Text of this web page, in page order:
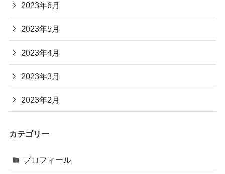
2023年6月
2023年5月
2023年4月
2023年3月
2023年2月
カテゴリー
プロフィール